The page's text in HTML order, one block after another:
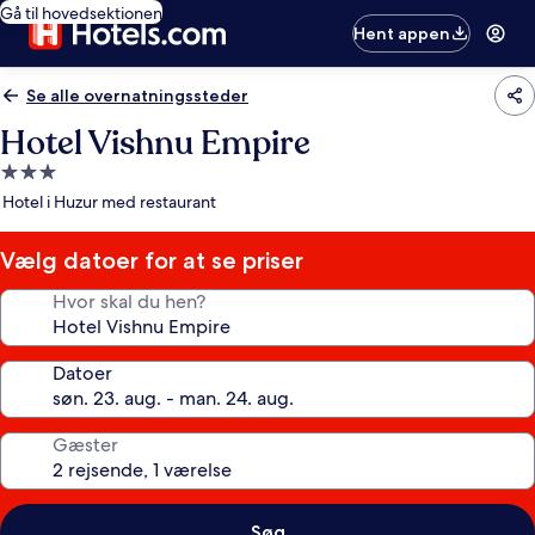
Gå til hovedsektionen
Hent appen
Se alle overnatningssteder
Hotel Vishnu Empire
3.0-
stjernet
Hotel i Huzur med restaurant
Vælg datoer for at se priser
Hvor skal du hen?
Datoer
Gæster